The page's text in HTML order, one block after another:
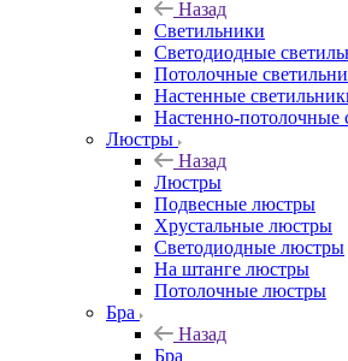
Назад
Светильники
Светодиодные
Потолочные
Настенные
Настенно-потолочные
Люстры
Назад
Люстры
Подвесные люстры
Хрустальные люстры
Светодиодные люстры
На штанге люстры
Потолочные люстры
Бра
Назад
Бра